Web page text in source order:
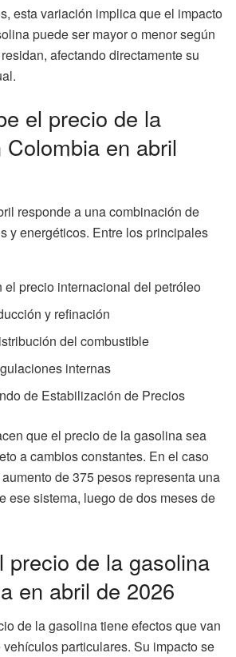
esta variación implica que el impacto
puede ser mayor o menor según
afectando directamente su
el precio de la
en abril
responde a una combinación de
y energéticos. Entre los principales
el precio internacional del petróleo
y refinación
del combustible
internas
de Estabilización de Precios
que el precio de la gasolina sea
a cambios constantes. En el caso
de 375 pesos representa una
ese sistema, luego de dos meses de
precio de la gasolina
en abril de 2026
de la gasolina tiene efectos que van
particulares. Su impacto se